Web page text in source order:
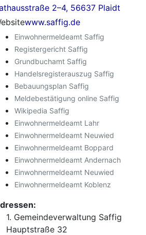
2–4, 56637 Plaidt
www.saffig.de
Einwohnermeldeamt Saffig
Registergericht Saffig
Grundbuchamt Saffig
Handelsregisterauszug Saffig
Bebauungsplan Saffig
Meldebestätigung online Saffig
Wikipedia Saffig
Einwohnermeldeamt Lahr
Einwohnermeldeamt Neuwied
Einwohnermeldeamt Boppard
Einwohnermeldeamt Andernach
Einwohnermeldeamt Neuwied
Einwohnermeldeamt Koblenz
1. Gemeindeverwaltung Saffig
Hauptstraße 32